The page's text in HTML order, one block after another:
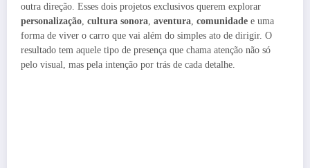
outra direção. Esses dois projetos exclusivos querem explorar
personalização cultura sonora aventura comunidade e uma
forma de viver o carro que vai além do simples ato de dirigir. O
resultado tem aquele tipo de presença que chama atenção não só
pelo visual, mas pela intenção por trás de cada detalhe.